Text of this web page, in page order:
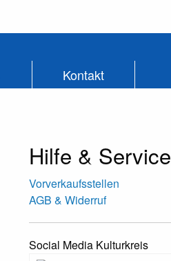
Kontakt
Hilfe & Service
Vorverkaufsstellen
AGB & Widerruf
Social Media Kulturkreis